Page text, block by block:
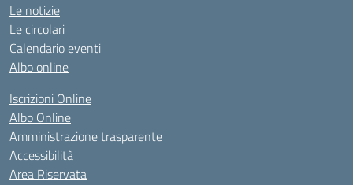
Le notizie
Le circolari
Calendario eventi
Albo online
Iscrizioni Online
Albo Online
Amministrazione trasparente
Accessibilità
Area Riservata